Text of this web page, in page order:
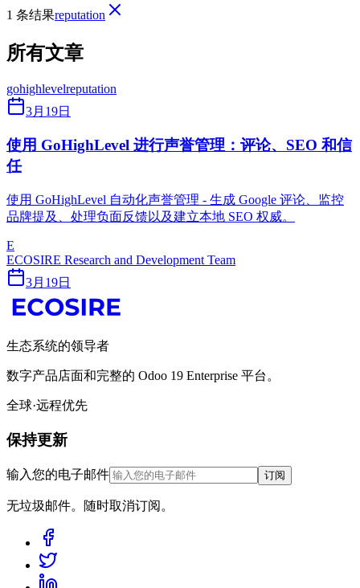
1 条结果reputation
所有文章
gohighlevelreputation
3月19日
使用 GoHighLevel 进行声誉管理：评论、SEO 和信
任
使用 GoHighLevel 自动化声誉管理 - 生成 Google 评论、监控
品牌提及、处理负面反馈以及建立本地 SEO 权威。
E
ECOSIRE Research and Development Team
3月19日
生态系统的领导者
数字产品店面和完整的 Odoo 19 Enterprise 平台。
全球·远程优先
保持更新
输入您的电子邮件 订阅
无垃圾邮件。随时取消订阅。